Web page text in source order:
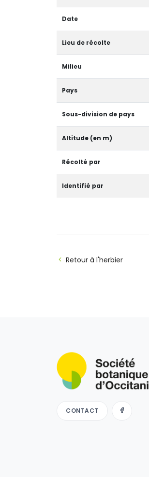
Date
Lieu de récolte
Milieu
Pays
Sous-division de pays
Altitude (en m)
Récolté par
Identifié par
Retour à l'herbier
CONTACT